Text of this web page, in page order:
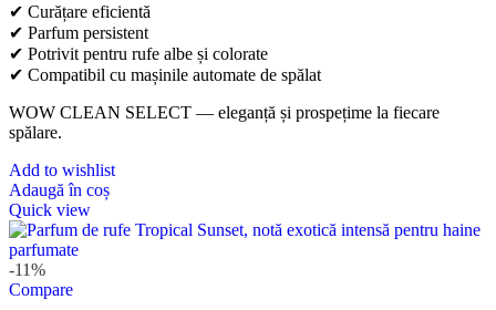
✔ Curățare eficientă
✔ Parfum persistent
✔ Potrivit pentru rufe albe și colorate
✔ Compatibil cu mașinile automate de spălat
WOW CLEAN SELECT — eleganță și prospețime la fiecare
spălare.
Add to wishlist
Adaugă în coș
Quick view
-11%
Compare